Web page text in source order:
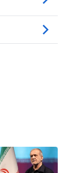
维修岗位
了、开关
展的“拦路